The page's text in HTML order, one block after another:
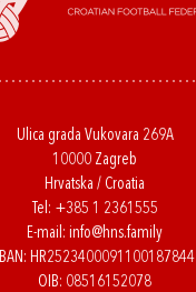
Ulica grada Vukovara 269A
10000 Zagreb
Hrvatska / Croatia
Tel: +385 1 2361555
E-mail: info@hns.family
IBAN: HR2523400091100187844
OIB: 08516152078